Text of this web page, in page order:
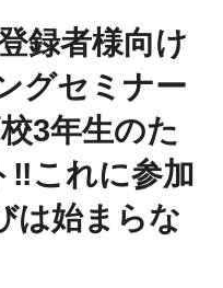
録者様向け
グセミナー
3年生のた
‼これに参加
は始まらな